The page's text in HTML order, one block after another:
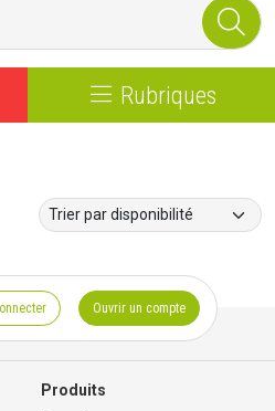
Rubriques
Ouvrir un compte
Produits